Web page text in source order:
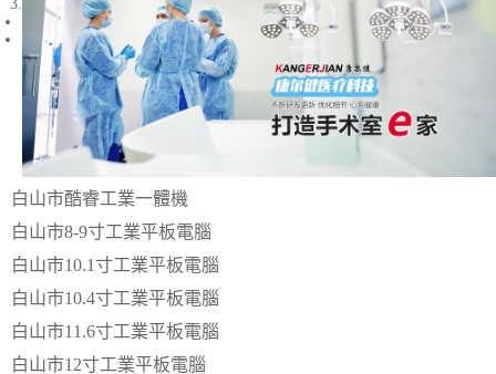
Previous
Next
白山市酷睿工業一體機
白山市8-9寸工業平板電腦
白山市10.1寸工業平板電腦
白山市10.4寸工業平板電腦
白山市11.6寸工業平板電腦
白山市12寸工業平板電腦